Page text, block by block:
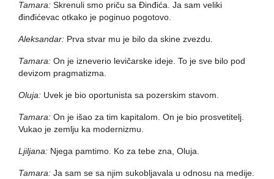
Tamara: Skrenuli smo priču sa Đinđića. Ja sam veliki
đinđićevac otkako je poginuo pogotovo.
Aleksandar: Prva stvar mu je bilo da skine zvezdu.
Tamara: On je izneverio levičarske ideje. To je sve bilo pod
devizom pragmatizma.
Oluja: Uvek je bio oportunista sa pozerskim stavom.
Tamara: On je išao za tim kapitalom. On je bio prosvetitelj.
Vukao je zemlju ka modernizmu.
Ljiljana: Njega pamtimo. Ko za tebe zna, Oluja.
Tamara: Ja sam se sa njim sukobljavala u odnosu na medije.